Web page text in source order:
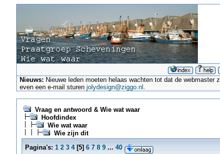
Nieuws: Nieuwe leden moeten helaas wachten tot dat de
even een e-mail sturenjolydesign@ziggo.nl .
Vraag en antwoord & Wie wat waar
Hoofdindex
Wie wat waar
Wie zijn dit
Pagina's: 1 2 3 4[5] 6 7 8 9 ... 40